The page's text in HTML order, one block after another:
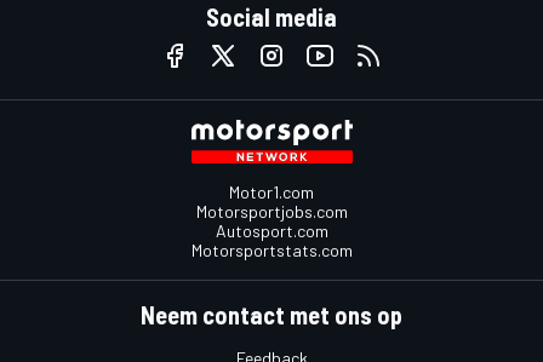
Social media
Motor1.com
Motorsportjobs.com
Autosport.com
Motorsportstats.com
Neem contact met ons op
Feedback